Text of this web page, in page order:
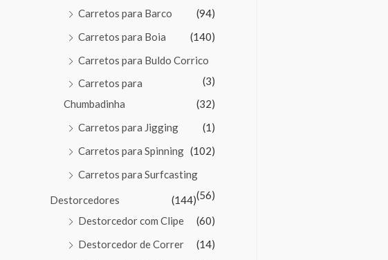
Carretos para Barco
(94)
Carretos para Boia
(140)
Carretos para Buldo Corrico
(3)
Carretos para
Chumbadinha
(32)
Carretos para Jigging
(1)
Carretos para Spinning (102)
Carretos para Surfcasting
(56)
Destorcedores
(144)
Destorcedor com Clipe
(60)
Destorcedor de Correr
(14)